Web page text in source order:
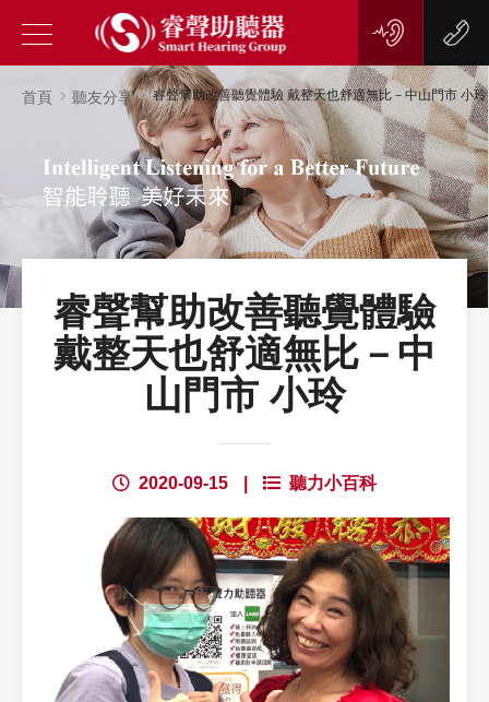
首頁 聽友分享 睿聲幫助改善聽覺體驗 戴整天也舒適無比－中山門市 小玲
睿聲幫助改善聽覺體驗
戴整天也舒適無比－中
山門市 小玲
2020-09-15 聽力小百科